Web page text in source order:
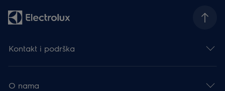
Kontakt i podrška
O nama